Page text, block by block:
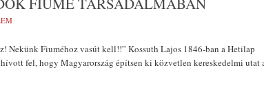
Nekünk Fiuméhoz vasút kell!!” Kossuth Lajos 1846-ban a Hetilap
fel, hogy Magyarország építsen ki közvetlen kereskedelmi utat